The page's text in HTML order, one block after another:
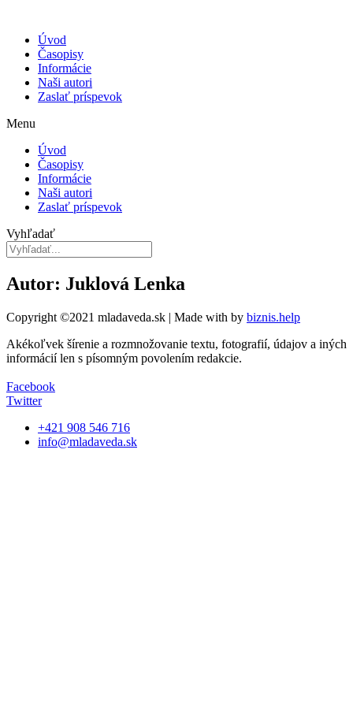
Úvod
Časopisy
Informácie
Naši autori
Zaslať príspevok
Menu
Úvod
Časopisy
Informácie
Naši autori
Zaslať príspevok
Vyhľadať
Autor: Juklová Lenka
Copyright ©2021 mladaveda.sk | Made with by biznis.help
Akékoľvek šírenie a rozmnožovanie textu, fotografií, údajov a iných
informácií len s písomným povolením redakcie.
Facebook
Twitter
+421 908 546 716
info@mladaveda.sk